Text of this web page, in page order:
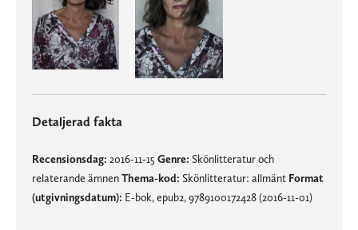
Detaljerad fakta
Recensionsdag: 2016-11-15 Genre: Skönlitteratur och
relaterande ämnenThema-kod: Skönlitteratur: allmänt Format
(utgivningsdatum): E-bok, epub2, 9789100172428 (2016-11-01)